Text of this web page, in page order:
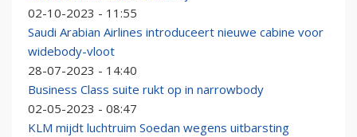
02-10-2023 - 11:55
Saudi Arabian Airlines introduceert nieuwe cabine voor
widebody-vloot
28-07-2023 - 14:40
Business Class suite rukt op in narrowbody
02-05-2023 - 08:47
KLM mijdt luchtruim Soedan wegens uitbarsting